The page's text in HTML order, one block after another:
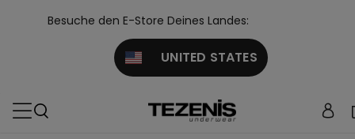
Besuche den E-Store Deines Landes:
UNITED STATES